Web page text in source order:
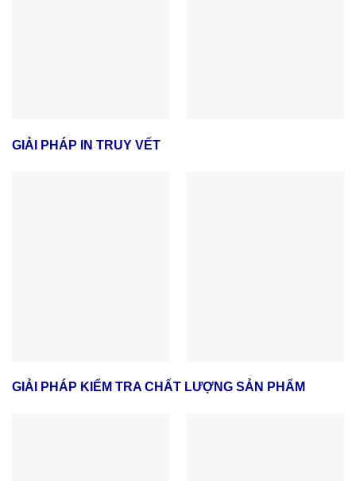
GIẢI PHÁP IN TRUY VẾT
GIẢI PHÁP KIỂM TRA CHẤT LƯỢNG SẢN PHẨM